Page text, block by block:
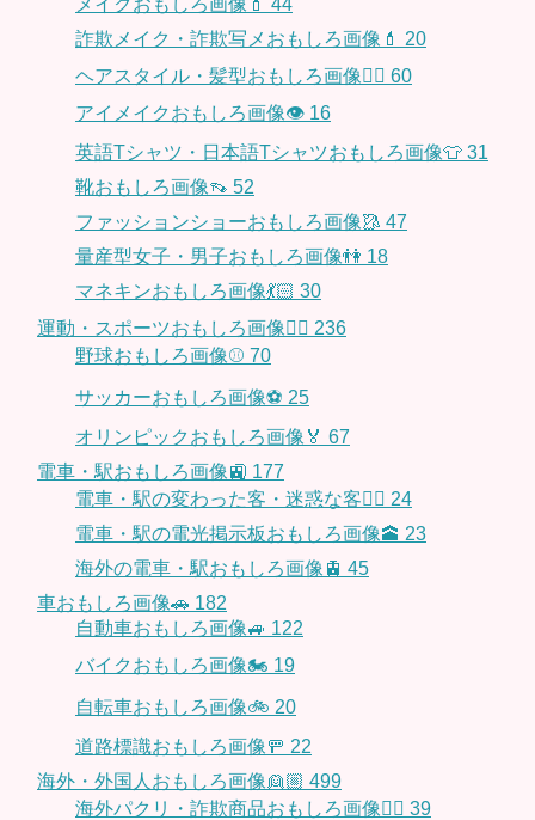
詐欺メイク・詐欺写メおもしろ画像💄 20
ヘアスタイル・髪型おもしろ画像👱‍♀️ 60
アイメイクおもしろ画像👁 16
英語Tシャツ・日本語Tシャツおもしろ画像👕 31
靴おもしろ画像👡 52
ファッションショーおもしろ画像🥻 47
量産型女子・男子おもしろ画像👫 18
マネキンおもしろ画像💃🏻 30
運動・スポーツおもしろ画像🏃‍♂️ 236
野球おもしろ画像⚾ 70
サッカーおもしろ画像⚽️ 25
オリンピックおもしろ画像🏅 67
電車・駅おもしろ画像🚉 177
電車・駅の変わった客・迷惑な客🤦‍♀️ 24
電車・駅の電光掲示板おもしろ画像🕋 23
海外の電車・駅おもしろ画像🚊 45
車おもしろ画像🚗 182
自動車おもしろ画像🚙 122
バイクおもしろ画像🏍 19
自転車おもしろ画像🚲 20
道路標識おもしろ画像🚥 22
海外・外国人おもしろ画像👱🏼 499
海外パクリ・詐欺商品おもしろ画像🙅‍♀️ 39